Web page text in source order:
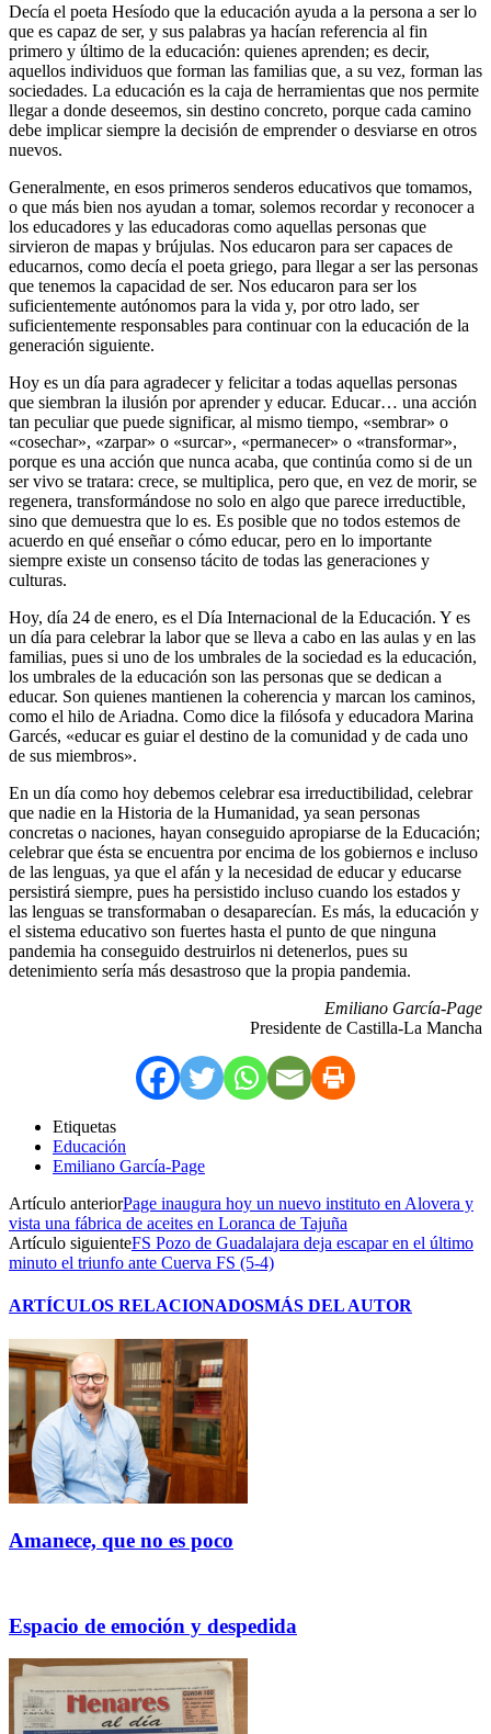
Decía el poeta Hesíodo que la educación ayuda a la persona a ser lo
que es capaz de ser, y sus palabras ya hacían referencia al fin
primero y último de la educación: quienes aprenden; es decir,
aquellos individuos que forman las familias que, a su vez, forman las
sociedades. La educación es la caja de herramientas que nos permite
llegar a donde deseemos, sin destino concreto, porque cada camino
debe implicar siempre la decisión de emprender o desviarse en otros
nuevos.
Generalmente, en esos primeros senderos educativos que tomamos,
o que más bien nos ayudan a tomar, solemos recordar y reconocer a
los educadores y las educadoras como aquellas personas que
sirvieron de mapas y brújulas. Nos educaron para ser capaces de
educarnos, como decía el poeta griego, para llegar a ser las personas
que tenemos la capacidad de ser. Nos educaron para ser los
suficientemente autónomos para la vida y, por otro lado, ser
suficientemente responsables para continuar con la educación de la
generación siguiente.
Hoy es un día para agradecer y felicitar a todas aquellas personas
que siembran la ilusión por aprender y educar. Educar… una acción
tan peculiar que puede significar, al mismo tiempo, «sembrar» o
«cosechar», «zarpar» o «surcar», «permanecer» o «transformar»,
porque es una acción que nunca acaba, que continúa como si de un
ser vivo se tratara: crece, se multiplica, pero que, en vez de morir, se
regenera, transformándose no solo en algo que parece irreductible,
sino que demuestra que lo es. Es posible que no todos estemos de
acuerdo en qué enseñar o cómo educar, pero en lo importante
siempre existe un consenso tácito de todas las generaciones y
culturas.
Hoy, día 24 de enero, es el Día Internacional de la Educación. Y es
un día para celebrar la labor que se lleva a cabo en las aulas y en las
familias, pues si uno de los umbrales de la sociedad es la educación,
los umbrales de la educación son las personas que se dedican a
educar. Son quienes mantienen la coherencia y marcan los caminos,
como el hilo de Ariadna. Como dice la filósofa y educadora Marina
Garcés, «educar es guiar el destino de la comunidad y de cada uno
de sus miembros».
En un día como hoy debemos celebrar esa irreductibilidad, celebrar
que nadie en la Historia de la Humanidad, ya sean personas
concretas o naciones, hayan conseguido apropiarse de la Educación;
celebrar que ésta se encuentra por encima de los gobiernos e incluso
de las lenguas, ya que el afán y la necesidad de educar y educarse
persistirá siempre, pues ha persistido incluso cuando los estados y
las lenguas se transformaban o desaparecían. Es más, la educación y
el sistema educativo son fuertes hasta el punto de que ninguna
pandemia ha conseguido destruirlos ni detenerlos, pues su
detenimiento sería más desastroso que la propia pandemia.
Emiliano García-Page
Presidente de Castilla-La Mancha
Etiquetas
Educación
Emiliano García-Page
Artículo anteriorPage inaugura hoy un nuevo instituto en Alovera y
vista una fábrica de aceites en Loranca de Tajuña
Artículo siguienteFS Pozo de Guadalajara deja escapar en el último
minuto el triunfo ante Cuerva FS (5-4)
ARTÍCULOS RELACIONADOSMÁS DEL AUTOR
Amanece, que no es poco
Espacio de emoción y despedida